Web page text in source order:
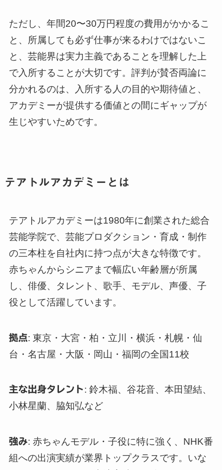
ただし、年間20〜30万円程度の費用がかかるこ
と、所属しても必ず仕事が来るわけではないこ
と、芸能界は実力主義であることを理解した上
で入所することが大切です。評判が賛否両論に
分かれるのは、入所する人の目的や期待値と、
アカデミーが提供する価値との間にギャップが
生じやすいためです。
テアトルアカデミーとは
テアトルアカデミーは1980年に創業された総合
芸能学院で、芸能プロダクション・育成・制作
の三本柱を自社内に持つ点が大きな特徴です。
赤ちゃんからシニアまで幅広い年齢層が所属
し、俳優、タレント、歌手、モデル、声優、子
役として活躍しています。
拠点: 東京・大宮・柏・立川・横浜・札幌・仙
台・名古屋・大阪・岡山・福岡の全国11校
主な出身タレント: 鈴木福、谷花音、本田望結、
小林星蘭、脇知弘など
強み: 赤ちゃんモデル・子役に特に強く、NHK番
組への出演実績が業界トップクラスです。いな